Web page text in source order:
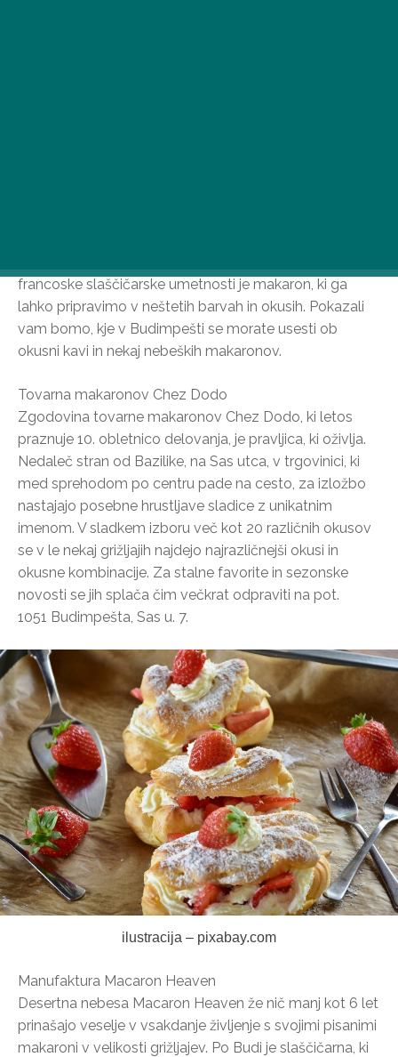
francoske slaščičarske umetnosti je makaron, ki ga
lahko pripravimo v neštetih barvah in okusih. Pokazali
vam bomo, kje v Budimpešti se morate usesti ob
okusni kavi in nekaj nebeških makaronov.
Tovarna makaronov Chez Dodo
Zgodovina tovarne makaronov Chez Dodo, ki letos
praznuje 10. obletnico delovanja, je pravljica, ki oživlja.
Nedaleč stran od Bazilike, na Sas utca, v trgovinici, ki
med sprehodom po centru pade na cesto, za izložbo
nastajajo posebne hrustljave sladice z unikatnim
imenom. V sladkem izboru več kot 20 različnih okusov
se v le nekaj grižljajih najdejo najrazličnejši okusi in
okusne kombinacije. Za stalne favorite in sezonske
novosti se jih splača čim večkrat odpraviti na pot.
1051 Budimpešta, Sas u. 7.
ilustracija – pixabay.com
Manufaktura Macaron Heaven
Desertna nebesa Macaron Heaven že nič manj kot 6 let
prinašajo veselje v vsakdanje življenje s svojimi pisanimi
makaroni v velikosti grižljajev. Po Budi je slaščičarna, ki